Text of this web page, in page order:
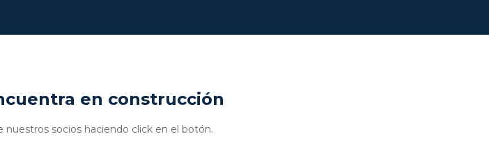
en construcción
socios haciendo click en el botón.